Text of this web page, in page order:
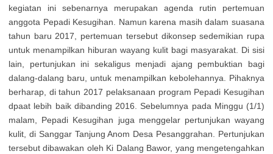
kegiatan ini sebenarnya merupakan agenda rutin pertemuan
anggota Pepadi Kesugihan. Namun karena masih dalam suasana
tahun baru 2017, pertemuan tersebut dikonsep sedemikian rupa
untuk menampilkan hiburan wayang kulit bagi masyarakat. Di sisi
lain, pertunjukan ini sekaligus menjadi ajang pembuktian bagi
dalang-dalang baru, untuk menampilkan kebolehannya. Pihaknya
berharap, di tahun 2017 pelaksanaan program Pepadi Kesugihan
dpaat lebih baik dibanding 2016. Sebelumnya pada Minggu (1/1)
malam, Pepadi Kesugihan juga menggelar pertunjukan wayang
kulit, di Sanggar Tanjung Anom Desa Pesanggrahan. Pertunjukan
tersebut dibawakan oleh Ki Dalang Bawor, yang mengetengahkan